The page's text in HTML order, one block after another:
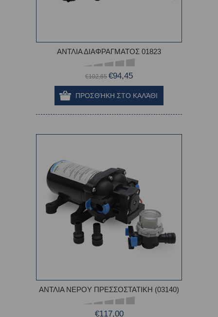
ΑΝΤΛΙΑ ΔΙΑΦΡΑΓΜΑΤΟΣ 01823
€102,65 €94,45
ΑΝΤΛΙΑ ΝΕΡΟΥ ΠΡΕΣΣΟΣΤΑΤΙΚΗ (03140)
€117,00